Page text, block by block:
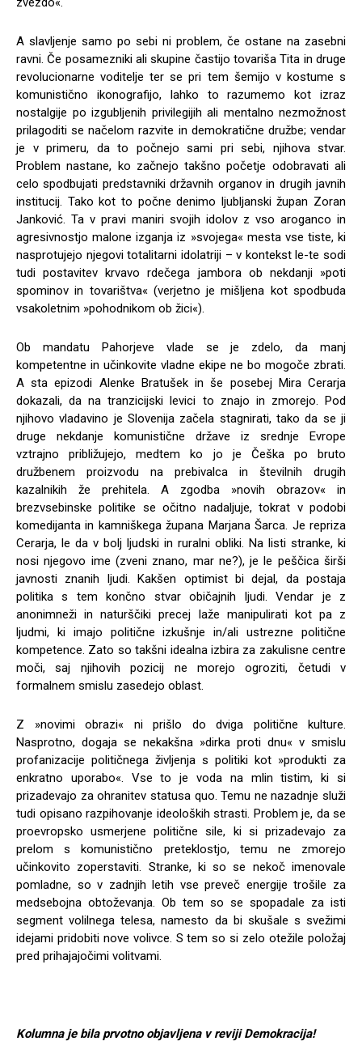
A slavljenje samo po sebi ni problem, če ostane na zasebni
ravni. Če posamezniki ali skupine častijo tovariša Tita in druge
revolucionarne voditelje ter se pri tem šemijo v kostume s
komunistično ikonografijo, lahko to razumemo kot izraz
nostalgije po izgubljenih privilegijih ali mentalno nezmožnost
prilagoditi se načelom razvite in demokratične družbe; vendar
je v primeru, da to počnejo sami pri sebi, njihova stvar.
Problem nastane, ko začnejo takšno početje odobravati ali
celo spodbujati predstavniki državnih organov in drugih javnih
institucij. Tako kot to počne denimo ljubljanski župan Zoran
Janković. Ta v pravi maniri svojih idolov z vso aroganco in
agresivnostjo malone izganja iz »svojega« mesta vse tiste, ki
nasprotujejo njegovi totalitarni idolatriji – v kontekst le-te sodi
tudi postavitev krvavo rdečega jambora ob nekdanji »poti
spominov in tovarištva« (verjetno je mišljena kot spodbuda
vsakoletnim »pohodnikom ob žici«).
Ob mandatu Pahorjeve vlade se je zdelo, da manj
kompetentne in učinkovite vladne ekipe ne bo mogoče zbrati.
A sta epizodi Alenke Bratušek in še posebej Mira Cerarja
dokazali, da na tranzicijski levici to znajo in zmorejo. Pod
njihovo vladavino je Slovenija začela stagnirati, tako da se ji
druge nekdanje komunistične države iz srednje Evrope
vztrajno približujejo, medtem ko jo je Češka po bruto
družbenem proizvodu na prebivalca in številnih drugih
kazalnikih že prehitela. A zgodba »novih obrazov« in
brezvsebinske politike se očitno nadaljuje, tokrat v podobi
komedijanta in kamniškega župana Marjana Šarca. Je repriza
Cerarja, le da v bolj ljudski in ruralni obliki. Na listi stranke, ki
nosi njegovo ime (zveni znano, mar ne?), je le peščica širši
javnosti znanih ljudi. Kakšen optimist bi dejal, da postaja
politika s tem končno stvar običajnih ljudi. Vendar je z
anonimneži in naturščiki precej laže manipulirati kot pa z
ljudmi, ki imajo politične izkušnje in/ali ustrezne politične
kompetence. Zato so takšni idealna izbira za zakulisne centre
moči, saj njihovih pozicij ne morejo ogroziti, četudi v
formalnem smislu zasedejo oblast.
Z »novimi obrazi« ni prišlo do dviga politične kulture.
Nasprotno, dogaja se nekakšna »dirka proti dnu« v smislu
profanizacije političnega življenja s politiki kot »produkti za
enkratno uporabo«. Vse to je voda na mlin tistim, ki si
prizadevajo za ohranitev statusa quo. Temu ne nazadnje služi
tudi opisano razpihovanje ideoloških strasti. Problem je, da se
proevropsko usmerjene politične sile, ki si prizadevajo za
prelom s komunistično preteklostjo, temu ne zmorejo
učinkovito zoperstaviti. Stranke, ki so se nekoč imenovale
pomladne, so v zadnjih letih vse preveč energije trošile za
medsebojna obtoževanja. Ob tem so se spopadale za isti
segment volilnega telesa, namesto da bi skušale s svežimi
idejami pridobiti nove volivce. S tem so si zelo otežile položaj
pred prihajajočimi volitvami.
Kolumna je bila prvotno objavljena v reviji Demokracija!